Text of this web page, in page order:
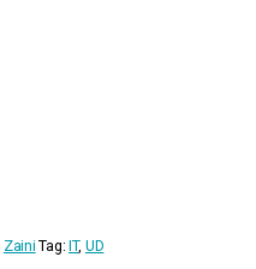
Zaini Tag:IT, UD